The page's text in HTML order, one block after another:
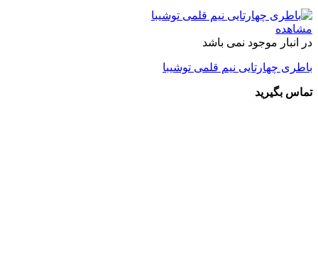
مشاهده
در انبار موجود نمی باشد
باطری چهارتایی نیم قلمی توشیبا
تماس بگیرید